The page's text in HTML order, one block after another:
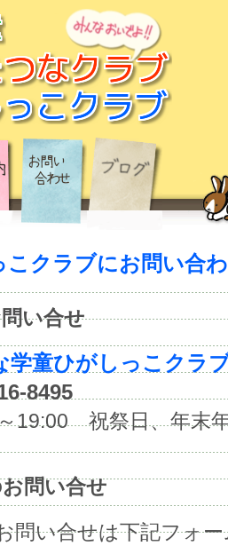
こクラブにお問い合
い合せ
学童ひがしっこクラ
8495
祝祭日、年末年
問い合せ
問い合せは下記フォ